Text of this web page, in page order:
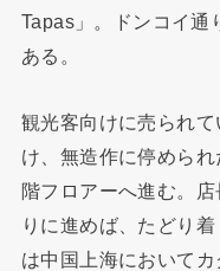
Tapas」。ドンコイ通
ある。
観光客向けに売られ
け、無造作に停めら
階フロアーへ進む。
りに進めば、たどり
は中国上海において